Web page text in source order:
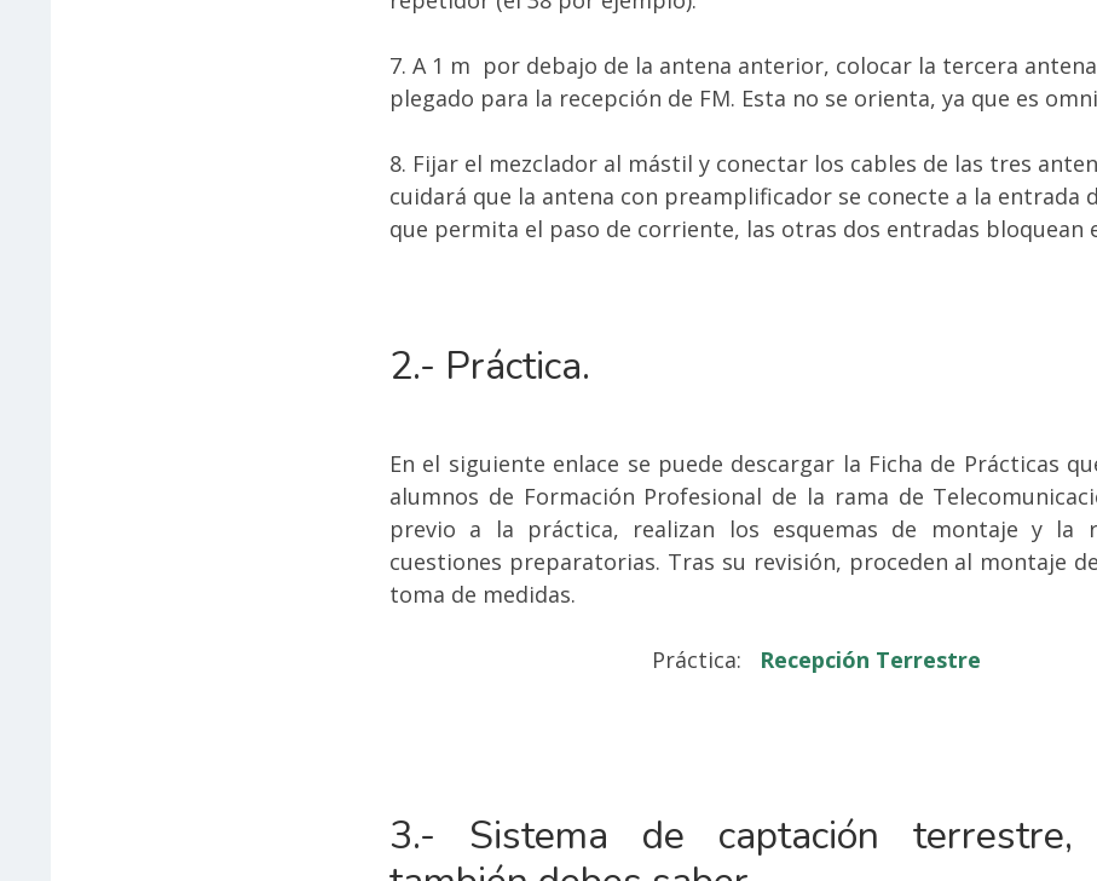
7. A 1 m por debajo de la antena anterior, colocar la tercera
plegado para la recepción de FM. Esta no se orienta, ya que es
8. Fijar el mezclador al mástil y conectar los cables de las tres
cuidará que la antena con preamplificador se conecte a la entrada
que permita el paso de corriente, las otras dos entradas bloquean
2.- Práctica.
En el siguiente enlace se puede descargar la Ficha de Prácticas
alumnos de Formación Profesional de la rama de
previo a la práctica, realizan los esquemas de montaje y la
cuestiones preparatorias. Tras su revisión, proceden al montaje
toma de medidas.
Práctica: Recepción Terrestre
3.- Sistema de captación